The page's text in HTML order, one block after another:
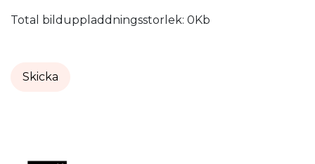
Total bilduppladdningsstorlek: 0Kb
Skicka